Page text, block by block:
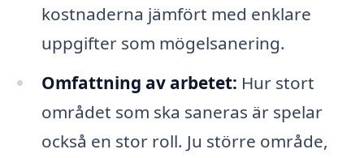
kostnaderna jämfört med enklare
uppgifter som mögelsanering.
Omfattning av arbetet: Hur stort
området som ska saneras är spelar
också en stor roll. Ju större område,